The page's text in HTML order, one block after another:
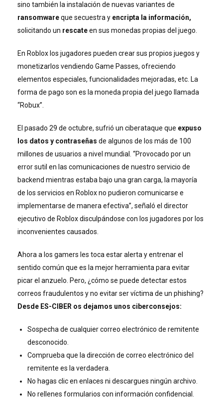
sino también la instalación de nuevas variantes de
ransomwareque secuestra y encripta la información,
solicitando un rescateen sus monedas propias del juego.
En Roblox los jugadores pueden crear sus propios juegos y
monetizarlos vendiendo Game Passes, ofreciendo
elementos especiales, funcionalidades mejoradas, etc. La
forma de pago son es la moneda propia del juego llamada
“Robux”.
El pasado 29 de octubre, sufrió un ciberataque que expuso
los datos y contraseñas de algunos de los más de 100
millones de usuarios a nivel mundial. “Provocado por un
error sutil en las comunicaciones de nuestro servicio de
backend mientras estaba bajo una gran carga, la mayoría
de los servicios en Roblox no pudieron comunicarse e
implementarse de manera efectiva”, señaló el director
ejecutivo de Roblox disculpándose con los jugadores por los
inconvenientes causados.
Ahora a los gamers les toca estar alerta y entrenar el
sentido común que es la mejor herramienta para evitar
picar el anzuelo. Pero, ¿cómo se puede detectar estos
correos fraudulentos y no evitar ser víctima de un phishing?
Desde ES-CIBER os dejamos unos ciberconsejos:
Sospecha de cualquier correo electrónico de remitente
desconocido.
Comprueba que la dirección de correo electrónico del
remitente es la verdadera.
No hagas clic en enlaces ni descargues ningún archivo.
No rellenes formularios con información confidencial.